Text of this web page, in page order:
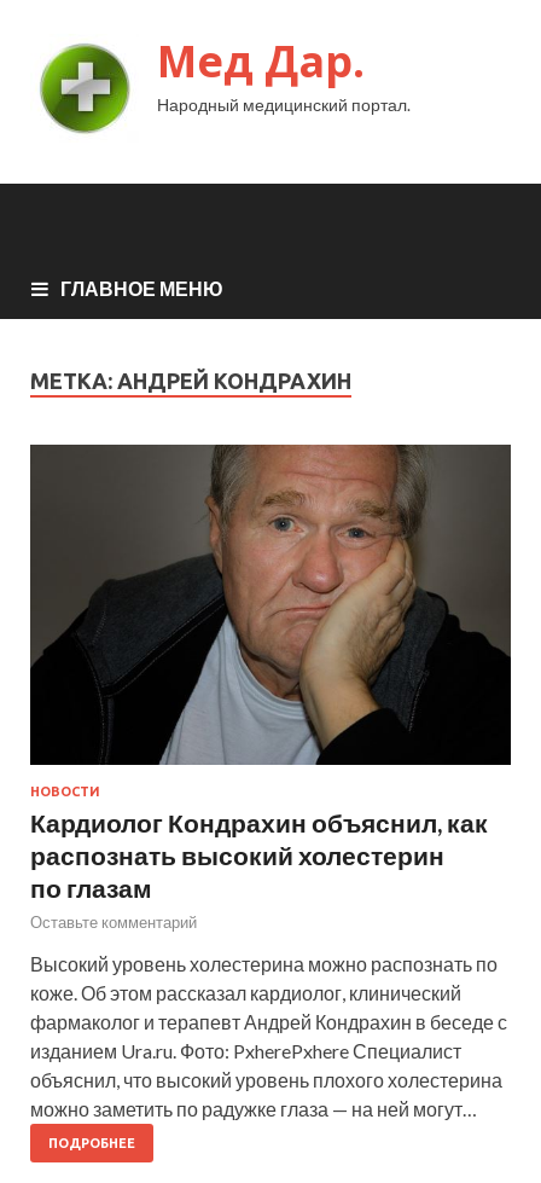
Мед Дар.
Народный медицинский портал.
ГЛАВНОЕ МЕНЮ
МЕТКА: АНДРЕЙ КОНДРАХИН
НОВОСТИ
Кардиолог Кондрахин объяснил, как
распознать высокий холестерин
по глазам
Оставьте комментарий
Высокий уровень холестерина можно распознать по
коже. Об этом рассказал кардиолог, клинический
фармаколог и терапевт Андрей Кондрахин в беседе с
изданием Ura.ru. Фото: PxherePxhere Специалист
объяснил, что высокий уровень плохого холестерина
можно заметить по радужке глаза — на ней могут…
ПОДРОБНЕЕ